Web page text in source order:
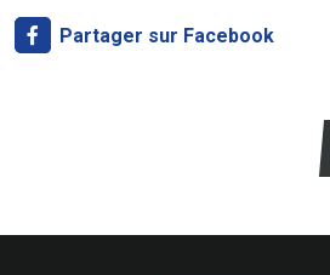
Partager sur Facebook